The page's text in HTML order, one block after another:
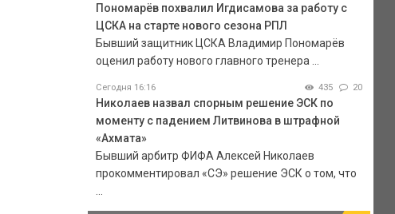
Пономарёв похвалил Игдисамова за работу с
ЦСКА на старте нового сезона РПЛ
Бывший защитник ЦСКА Владимир Пономарёв
оценил работу нового главного тренера ...
Сегодня 16:16 435 20
Николаев назвал спорным решение ЭСК по
моменту с падением Литвинова в штрафной
«Ахмата»
Бывший арбитр ФИФА Алексей Николаев
прокомментировал «СЭ» решение ЭСК о том, что